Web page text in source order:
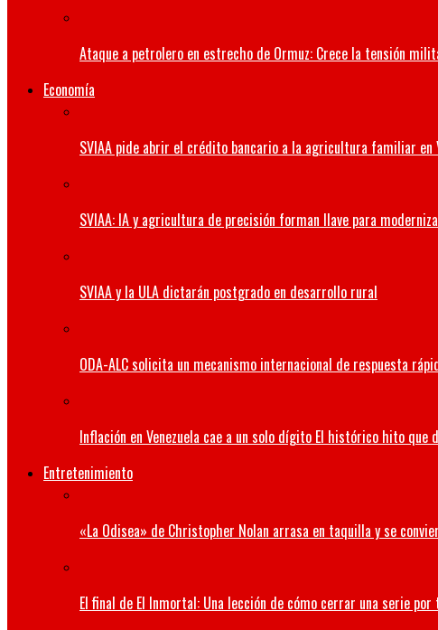
Ataque a petrolero en estrecho de Ormuz: Crece la tensión
Economía
SVIAA pide abrir el crédito bancario a la agricultura familiar en
SVIAA: IA y agricultura de precisión forman llave para
SVIAA y la ULA dictarán postgrado en desarrollo rural
ODA-ALC solicita un mecanismo internacional de respuesta
Inflación en Venezuela cae a un solo dígito El histórico hito que
Entretenimiento
«La Odisea» de Christopher Nolan arrasa en taquilla y se
El final de El Inmortal: Una lección de cómo cerrar una serie